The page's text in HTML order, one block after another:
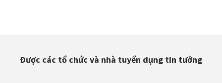
Được các tổ chức và nhà tuyển dụng tin tưởng